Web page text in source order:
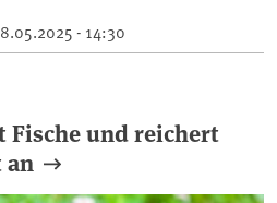
- 14:30
Fische und reichert
an